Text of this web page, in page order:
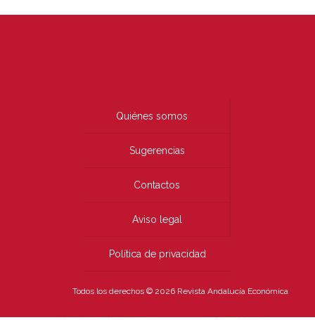
Quiénes somos
Sugerencias
Contactos
Aviso legal
Política de privacidad
Todos los derechos © 2026 Revista Andalucía Económica